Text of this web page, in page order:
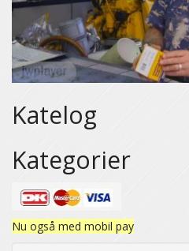
Katelog
Kategorier
Nu også med mobil pay